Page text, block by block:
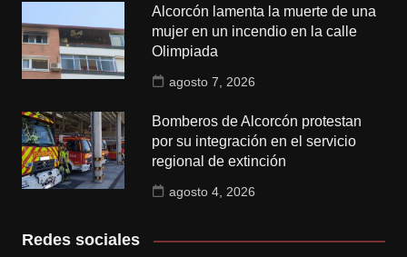
Alcorcón lamenta la muerte de una
mujer en un incendio en la calle
Olimpiada
agosto 7, 2026
Bomberos de Alcorcón protestan
por su integración en el servicio
regional de extinción
agosto 4, 2026
Redes sociales